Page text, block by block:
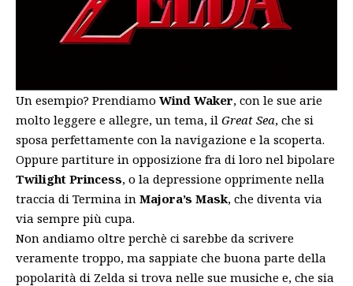
Un esempio? Prendiamo Wind Waker, con le sue arie
molto leggere e allegre, un tema, il Great Sea, che si
sposa perfettamente con la navigazione e la scoperta.
Oppure partiture in opposizione fra di loro nel bipolare
Twilight Princess, o la depressione opprimente nella
traccia di Termina in Majora’s Mask, che diventa via
via sempre più cupa.
Non andiamo oltre perchè ci sarebbe da scrivere
veramente troppo, ma sappiate che buona parte della
popolarità di Zelda si trova nelle sue musiche e, che sia